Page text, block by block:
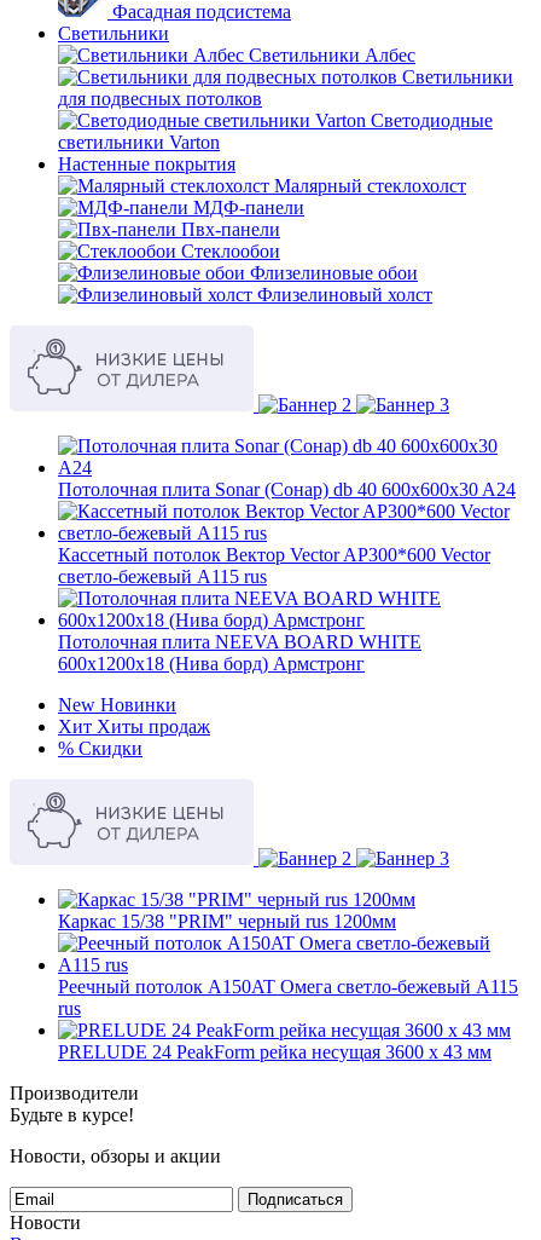
Фасадная подсистема
Светильники
Светильники Албес
Светильники
для подвесных потолков
Светодиодные
светильники Varton
Настенные покрытия
Малярный стеклохолст
МДФ-панели
Пвх-панели
Стеклообои
Флизелиновые обои
Флизелиновый холст
Потолочная плита Sonar (Сонар) db 40 600x600x30 A24
Кассетный потолок Вектор Vector AP300*600 Vector
светло-бежевый А115 rus
Потолочная плита NEEVA BOARD WHITE
600x1200x18 (Нива борд) Армстронг
New Новинки
Хит Хиты продаж
% Скидки
Каркас 15/38 "PRIM" черный rus 1200мм
Реечный потолок A150AT Омега светло-бежевый А115
rus
PRELUDE 24 PeakForm рейка несущая 3600 x 43 мм
Производители
Будьте в курсе!
Новости, обзоры и акции
Подписаться
Новости